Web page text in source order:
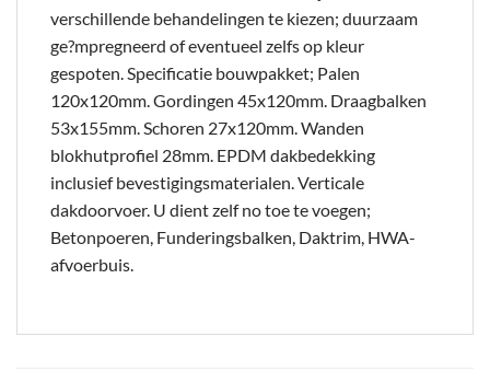
verschillende behandelingen te kiezen; duurzaam
ge?mpregneerd of eventueel zelfs op kleur
gespoten. Specificatie bouwpakket; Palen
120x120mm. Gordingen 45x120mm. Draagbalken
53x155mm. Schoren 27x120mm. Wanden
blokhutprofiel 28mm. EPDM dakbedekking
inclusief bevestigingsmaterialen. Verticale
dakdoorvoer. U dient zelf no toe te voegen;
Betonpoeren, Funderingsbalken, Daktrim, HWA-
afvoerbuis.